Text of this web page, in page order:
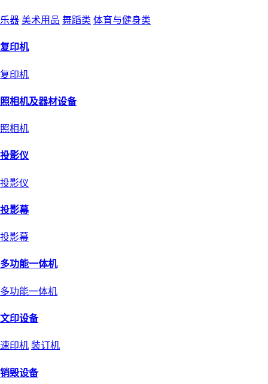
乐器 美术用品 舞蹈类 体育与健身类
复印机
复印机
照相机及器材设备
照相机
投影仪
投影仪
投影幕
投影幕
多功能一体机
多功能一体机
文印设备
速印机 装订机
销毁设备